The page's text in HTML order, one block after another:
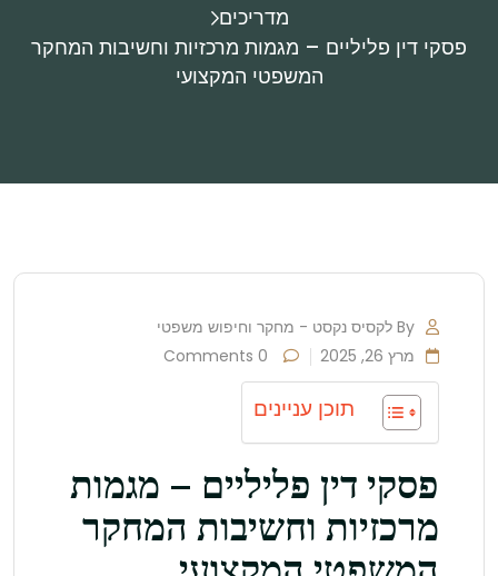
מדריכים
פסקי דין פליליים – מגמות מרכזיות וחשיבות המחקר
המשפטי המקצועי
By לקסיס נקסט - מחקר וחיפוש משפטי
מרץ 26, 2025
תוכן עניינים
פסקי דין פליליים – מגמות
מרכזיות וחשיבות המחקר